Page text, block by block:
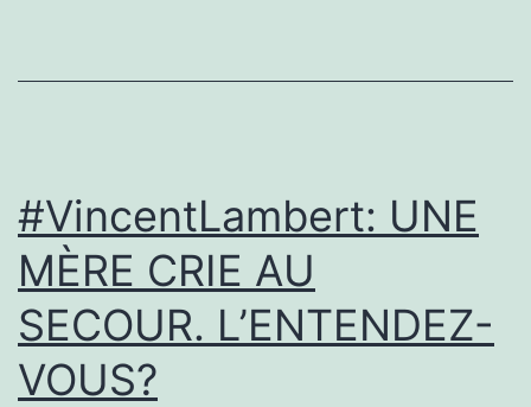
#VincentLambert: UNE
MÈRE CRIE AU
SECOUR. L’ENTENDEZ-
VOUS?